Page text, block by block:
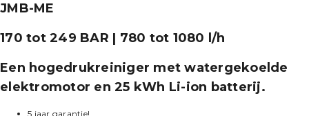
JMB-ME
170 tot 249 BAR | 780 tot 1080 l/h
Een hogedrukreiniger met watergekoelde
elektromotor en 25 kWh Li-ion batterij.
5 jaar garantie!